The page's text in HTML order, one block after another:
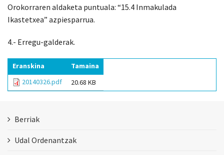
Orokorraren aldaketa puntuala: “15.4 Inmakulada
Ikastetxea” azpiesparrua.
4.- Erregu-galderak.
Eranskina
Tamaina
20140326.pdf
20.68 KB
Berriak
Udal Ordenantzak